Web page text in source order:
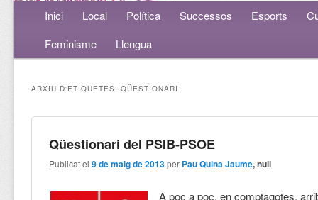
Menú principalAneu al contingut principal
Aneu al contingut secundari
Inici Local Política Successos Esports
Feminisme
Llengua
ARXIU D'ETIQUETES:QÜESTIONARI
Qüestionari del PSIB-PSOE
Publicat el9 de maig de 2013 per Pau Quina Jaume, null
A poc a poc, en comptagotes,